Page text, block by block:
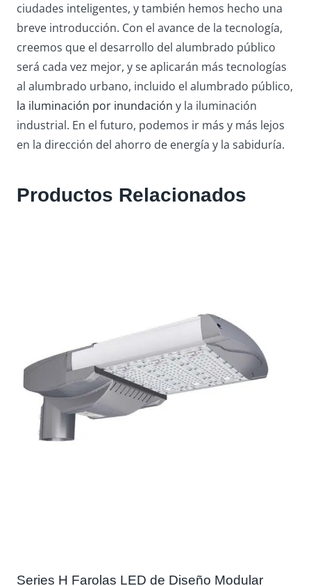
ciudades inteligentes, y también hemos hecho una
breve introducción. Con el avance de la tecnología,
creemos que el desarrollo del alumbrado público
será cada vez mejor, y se aplicarán más tecnologías
al alumbrado urbano, incluido el alumbrado público,
la iluminación por inundación y la iluminación
industrial. En el futuro, podemos ir más y más lejos
en la dirección del ahorro de energía y la sabiduría.
Productos Relacionados
Series H Farolas LED de Diseño Modular